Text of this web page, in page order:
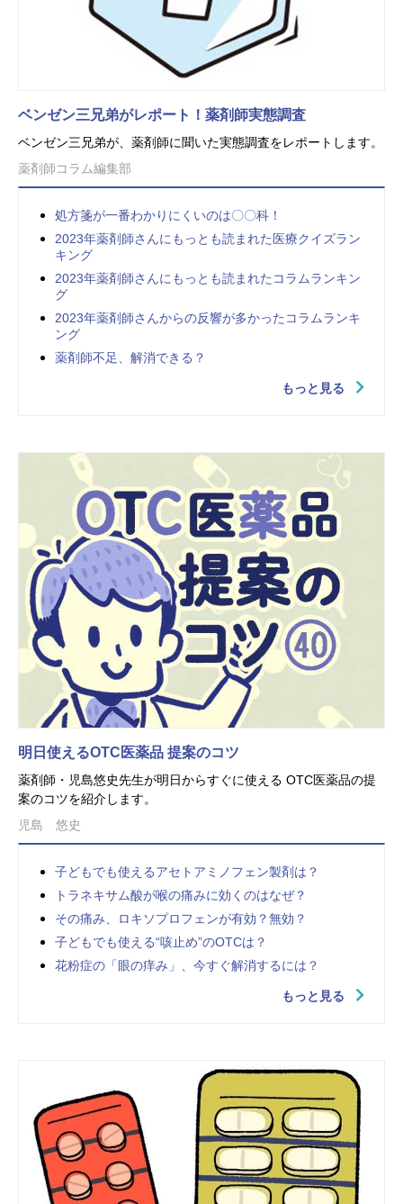
ベンゼン三兄弟がレポート！薬剤師実態調査
ベンゼン三兄弟が、薬剤師に聞いた実態調査をレポートします。
薬剤師コラム編集部
処方箋が一番わかりにくいのは〇〇科！
2023年薬剤師さんにもっとも読まれた医療クイズラン
キング
2023年薬剤師さんにもっとも読まれたコラムランキン
グ
2023年薬剤師さんからの反響が多かったコラムランキ
ング
薬剤師不足、解消できる？
もっと見る
明日使えるOTC医薬品 提案のコツ
薬剤師・児島悠史先生が明日からすぐに使える OTC医薬品の提
案のコツを紹介します。
児島 悠史
子どもでも使えるアセトアミノフェン製剤は？
トラネキサム酸が喉の痛みに効くのはなぜ？
その痛み、ロキソプロフェンが有効？無効？
子どもでも使える“咳止め”のOTCは？
花粉症の「眼の痒み」、今すぐ解消するには？
もっと見る